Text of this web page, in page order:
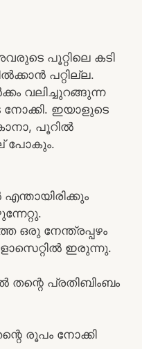
പൂറ്റിലെ കടി
പറ്റില്ല.
വലിച്ചുറങ്ങുന്ന
നോക്കി. ഇയാളുടെ
പൂറിൽ
പോകും.
ഒരു നേന്ത്രപ്പഴം
ഇരുന്നു.
തന്റെ പ്രതിബിംബം
രൂപം നോക്കി